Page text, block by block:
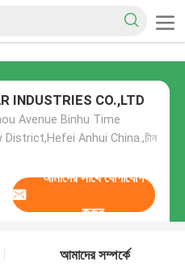
INDUSTRIES CO.,LTD
Avenue Binhu Time
Anhui China.,চীন
আমাদের সাথে যোগাযোগ
করুন
আমাদের সম্পর্কে